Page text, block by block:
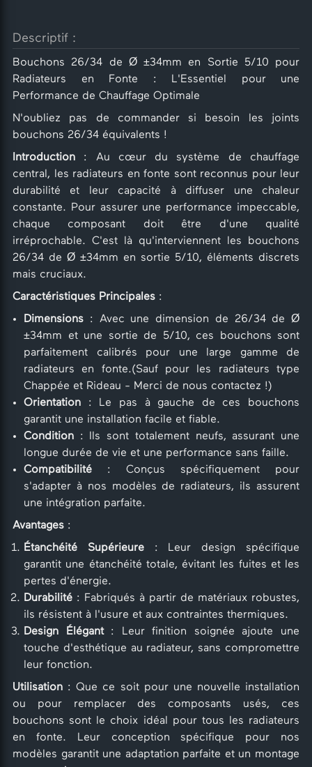
Descriptif :
Bouchons 26/34 de Ø ±34mm en Sortie 5/10 pour
Radiateurs en Fonte : L'Essentiel pour une
Performance de Chauffage Optimale
N'oubliez pas de commander si besoin les joints
bouchons 26/34 équivalents !
Introduction : Au cœur du système de chauffage
central, les radiateurs en fonte sont reconnus pour leur
durabilité et leur capacité à diffuser une chaleur
constante. Pour assurer une performance impeccable,
chaque composant doit être d'une qualité
irréprochable. C'est là qu'interviennent les bouchons
26/34 de Ø ±34mm en sortie 5/10, éléments discrets
mais cruciaux.
Caractéristiques Principales :
Dimensions : Avec une dimension de 26/34 de Ø
±34mm et une sortie de 5/10, ces bouchons sont
parfaitement calibrés pour une large gamme de
radiateurs en fonte.(Sauf pour les radiateurs type
Chappée et Rideau - Merci de nous contactez !)
Orientation : Le pas à gauche de ces bouchons
garantit une installation facile et fiable.
Condition : Ils sont totalement neufs, assurant une
longue durée de vie et une performance sans faille.
Compatibilité : Conçus spécifiquement pour
s'adapter à nos modèles de radiateurs, ils assurent
une intégration parfaite.
Avantages :
Étanchéité Supérieure: Leur design spécifique
garantit une étanchéité totale, évitant les fuites et les
pertes d'énergie.
Durabilité : Fabriqués à partir de matériaux robustes,
ils résistent à l'usure et aux contraintes thermiques.
Design Élégant: Leur finition soignée ajoute une
touche d'esthétique au radiateur, sans compromettre
leur fonction.
Utilisation : Que ce soit pour une nouvelle installation
ou pour remplacer des composants usés, ces
bouchons sont le choix idéal pour tous les radiateurs
en fonte. Leur conception spécifique pour nos
modèles garantit une adaptation parfaite et un montage